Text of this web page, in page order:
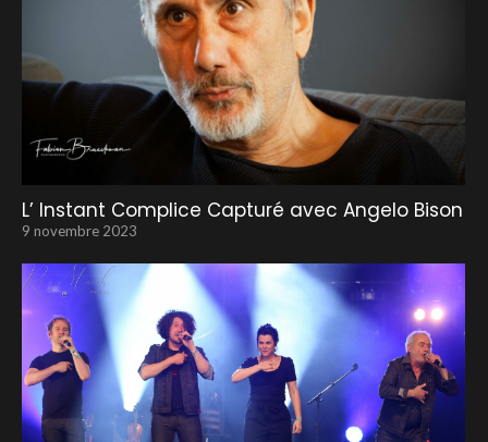
L’ Instant Complice Capturé avec Angelo Bison
9 novembre 2023